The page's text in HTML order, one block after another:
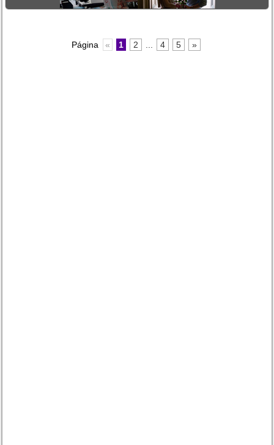
Página « 1 2 4 5 »